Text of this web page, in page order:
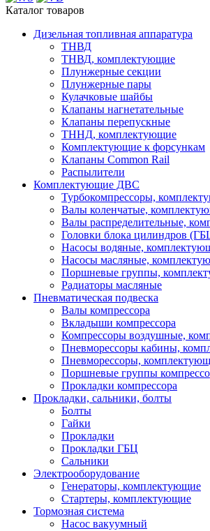
Каталог товаров
Дизельная топливная аппаратура
ТНВД
ТНВД, комплектующие
Плунжерные секции
Плунжерные пары
Кулачковые шайбы
Клапаны нагнетательные
Клапаны перепускные
ТННД, комплектующие
Комплектующие к форсункам
Клапаны Common Rail
Распылители
Комплектующие ДВС
Турбокомпрессоры,
Валы коленчатые,
Валы распределительные,
Головки блока цилиндров
Насосы водяные,
Насосы масляные,
Поршневые группы,
Радиаторы масляные
Пневматическая подвеска
Валы компрессора
Вкладыши компрессора
Компрессоры воздушные,
Пневморессоры кабины,
Пневморессоры,
Поршневые группы
Прокладки компрессора
Прокладки, сальники, болты
Болты
Гайки
Прокладки
Прокладки ГБЦ
Сальники
Электрооборудование
Генераторы, комплектующие
Стартеры, комплектующие
Тормозная система
Насос вакуумный